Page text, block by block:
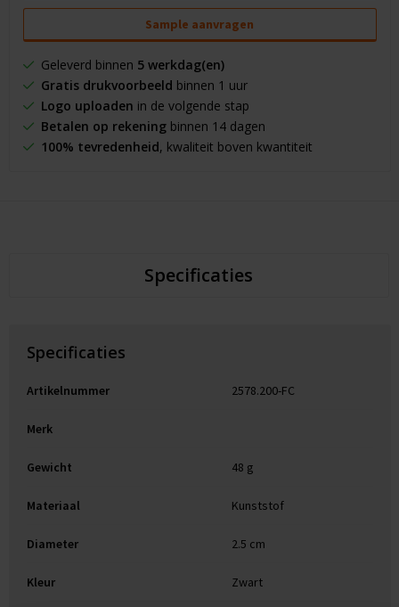
Sample aanvragen
Geleverd binnen 5 werkdag(en)
Gratis drukvoorbeeld binnen 1 uur
Logo uploaden in de volgende stap
Betalen op rekeningbinnen 14 dagen
100% tevredenheid, kwaliteit boven kwantiteit
Specificaties
Specificaties
Artikelnummer 2578.200-FC
Merk
Gewicht 48 g
Materiaal Kunststof
Diameter 2.5 cm
Kleur Zwart